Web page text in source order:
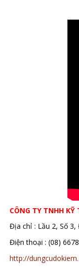
CÔNG TY TNHH
Địa chỉ : Lầu 2, Số
Điện thoại : (08)
http://